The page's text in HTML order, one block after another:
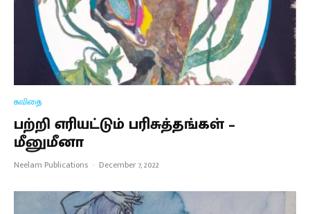
கவிதை
பற்றி எரியட்டும் பரிசுத்தங்கள் –
மீனுமீனா
Neelam Publications · December 7, 2022